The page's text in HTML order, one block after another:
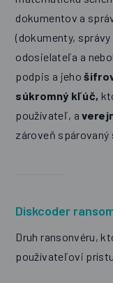
dokumentov a
(dokumenty,
odosielateľa a
podpis a jeho
súkromný kľúč,
používateľ, a
zároveň
Diskcoder
Druh ransonvéru,
používateľovi